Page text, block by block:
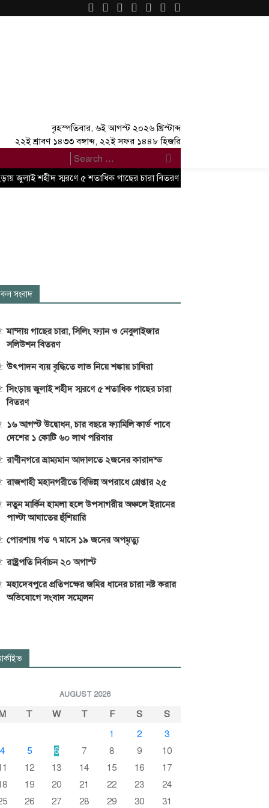
বৃহস্পতিবার, ৬ই আগস্ট ২০২৬ খ্রিস্টাব্দ
২২ই শ্রাবণ ১৪৩৩ বঙ্গাব্দ, ২২ই সফর ১৪৪৮ হিজরি
×
জুলাই শহীদ স্মরণে ৫ শতাধিক গাছের চারা বিতরণ
সংবাদ
মান্দায় গাছের চারা, সিলিং ফ্যান ও নেবুলাইজার
সলিউশন বিতরণ
উৎপাদন ব্যয় বৃদ্ধিতে লাভ নিয়ে শঙ্কায় চাষিরা
সিংড়ায় জুলাই শহীদ স্মরণে ৫ শতাধিক গাছের চারা
বিতরণ
১৬ আগস্ট উদ্বোধন, চার বছরে ফ্যামিলি কার্ড পাবে
দেশের ১ কোটি ৬০ লাখ পরিবার
রাণীনগরে ভ্রাম্যমান আদালতে ২জনের কারাদন্ড
রাজশাহী মহানগরীতে বিভিন্ন অপরাধে গ্রেপ্তার ২৫
নতুন মার্কিন হামলা হলে উপসাগরীয় অঞ্চলে ইরানের
পাল্টা আঘাতের হুঁশিয়ারি
পোরশায় গত ৭ মাসে ১৯ জনের অপমৃত্যু
রাষ্ট্রপতি নির্বাচন ২০ অগাস্ট
মহাদেবপুরে প্রতিপক্ষের জমির ধানের চারা নষ্ট করার
অভিযোগে সংবাদ সম্মেলন
AUGUST 2026
T W T F S
S
1
2
3
4
5 6 7 8 9
10
12 13 14 15 16
17
19 20 21 22 23
24
26 27 28 29 30 31